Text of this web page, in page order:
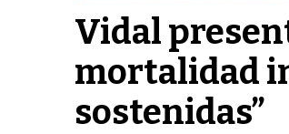
Vidal
mortalidad
sostenidas”